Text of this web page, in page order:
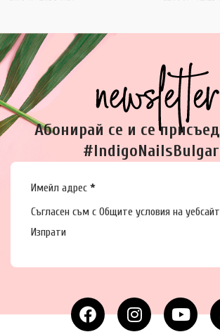
Абонирай се и се
Section
Имейл адрес *
Съгласен съм с Общите условияна
Изпрати